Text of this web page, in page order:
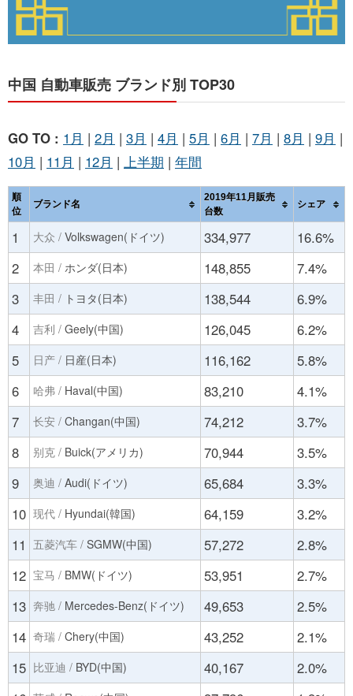
中国 自動車販売 ブランド別 TOP30
GO TO : 1月 | 2月 | 3月 | 4月 | 5月 | 6月 | 7月 | 8月 | 9月 |
10月 | 11月 | 12月 | 上半期 | 年間
順
位
ブランド名
2019年11月販売
台数
シェア
1 大众 / Volkswagen(ドイツ) 334,977
16.6%
2
本田 / ホンダ(日本) 148,855
7.4%
3
丰田 / トヨタ(日本) 138,544
6.9%
4
吉利 / Geely(中国) 126,045
6.2%
5
日产 / 日産(日本) 116,162
5.8%
6
哈弗 / Haval(中国) 83,210
4.1%
7
长安 / Changan(中国) 74,212
3.7%
8
别克 / Buick(アメリカ) 70,944
3.5%
9
奥迪 / Audi(ドイツ) 65,684
3.3%
10 现代 / Hyundai(韓国) 64,159
3.2%
11
五菱汽车 / SGMW(中国) 57,272
2.8%
12 宝马 / BMW(ドイツ) 53,951
2.7%
13 奔驰 / Mercedes-Benz(ドイツ) 49,653
2.5%
14 奇瑞 / Chery(中国) 43,252
2.1%
15 比亚迪 / BYD(中国) 40,167
2.0%